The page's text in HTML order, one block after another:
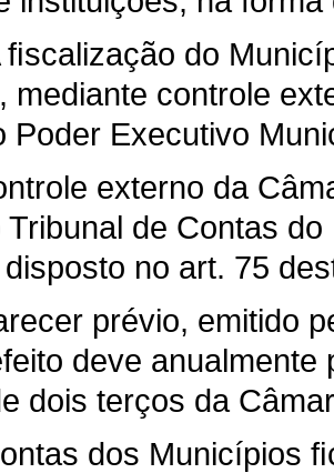
ﬁscalização do
mediante controle
Poder Executivo
externo da
de Contas
no art. 75
prévio, emitido
deve
dois terços da
dos Municípios